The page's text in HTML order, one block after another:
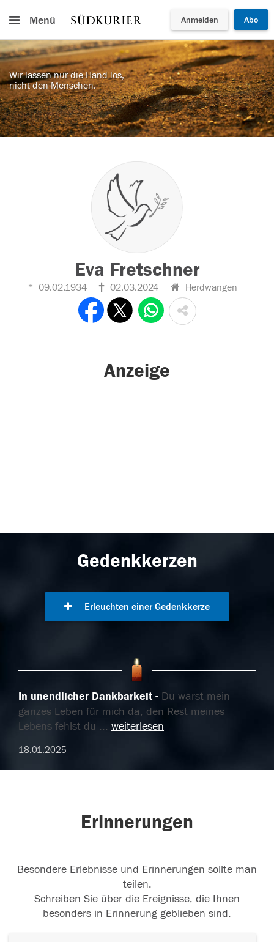
Menü Anmelden Abo
Wir lassen nur die Hand los,
nicht den Menschen.
Eva Fretschner
09.02.1934 02.03.2024 Herdwangen
Anzeige
Gedenkkerzen
Erleuchten einer Gedenkkerze
In unendlicher Dankbarkeit
Du warst mein
ganzes Leben für mich da, den Rest meines
Lebens fehlst du ... weiterlesen
18.01.2025
Erinnerungen
Besondere Erlebnisse und Erinnerungen sollte man
teilen.
Schreiben Sie über die Ereignisse, die Ihnen
besonders in Erinnerung geblieben sind.